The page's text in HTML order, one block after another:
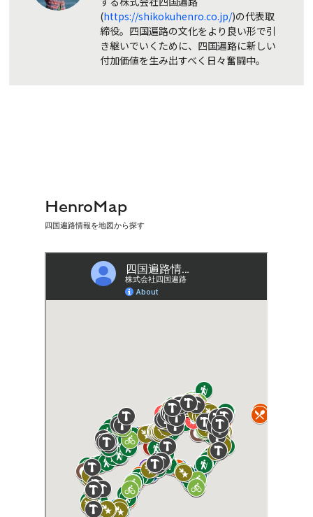
(https://shikokuhenro.co.jp/)の代表取
締役。四国遍路の文化をより良い形で引
き継いでいくために、四国遍路に新しい
付加価値を生み出すべく日々奮闘中。
HenroMap
四国遍路情報を地図から探す